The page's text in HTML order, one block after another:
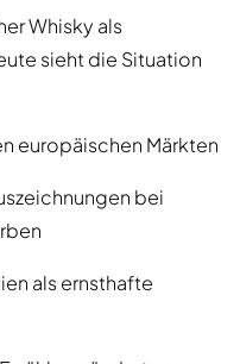
Whisky als
sieht die Situation
europäischen Märkten
bei
als ernsthafte